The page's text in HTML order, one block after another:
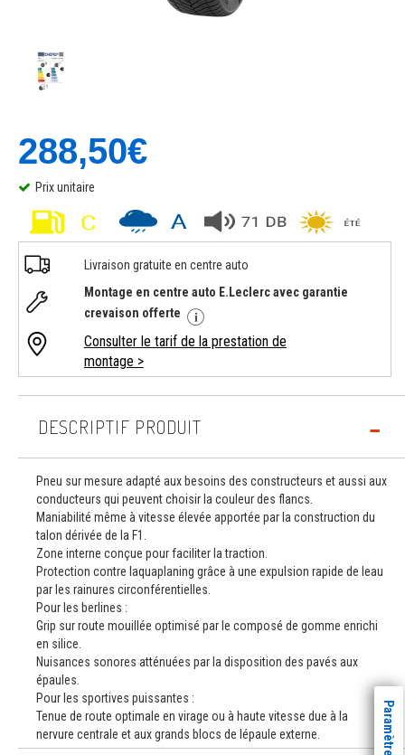
288,50€
Prix unitaire
Livraison gratuite en centre auto
Montage en centre auto E.Leclerc avec garantie
crevaison offerte
Consulter le tarif de la prestation de
montage >
DESCRIPTIF PRODUIT
Pneu sur mesure adapté aux besoins des constructeurs et aussi aux
conducteurs qui peuvent choisir la couleur des flancs.
Maniabilité même à vitesse élevée apportée par la construction du
talon dérivée de la F1.
Zone interne conçue pour faciliter la traction.
Protection contre laquaplaning grâce à une expulsion rapide de leau
par les rainures circonférentielles.
Pour les berlines :
Grip sur route mouillée optimisé par le composé de gomme enrichi
en silice.
Nuisances sonores atténuées par la disposition des pavés aux
épaules.
Pour les sportives puissantes :
Tenue de route optimale en virage ou à haute vitesse due à la
nervure centrale et aux grands blocs de lépaule externe.